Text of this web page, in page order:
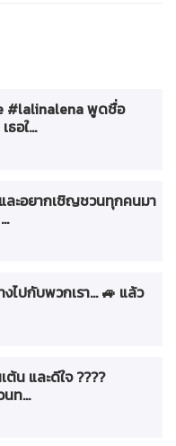
#lalinalena พูดชื่อ
อใ...
ละอยากเชิญชวนทุกคนมา
ไปกับพวกเรา... 🚙 แล้ว
น และดีใจ ????
ท...